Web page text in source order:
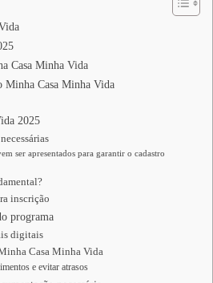
Casa Minha Vida
Minha Casa Minha Vida
2025
ser apresentados para garantir o cadastro
inscrição
programa
digitais
Casa Minha Vida
e evitar atrasos